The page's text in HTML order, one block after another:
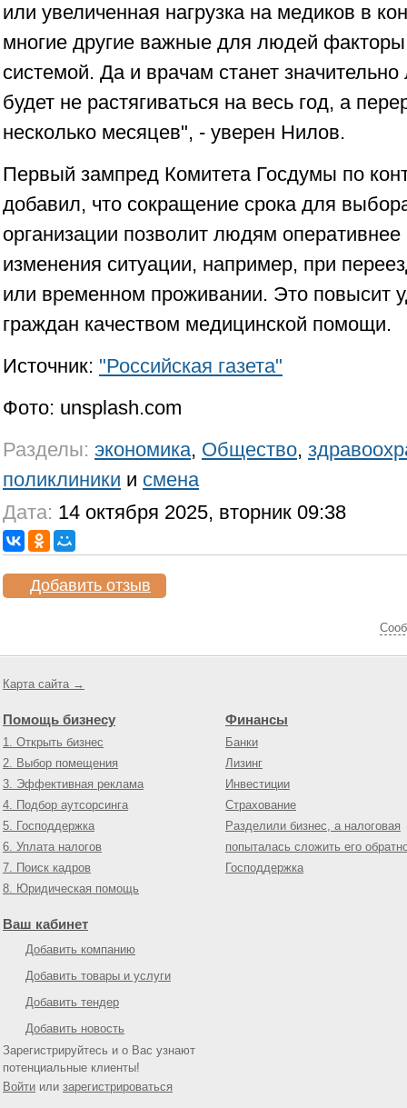
или увеличенная нагрузка на медиков в
многие другие важные для людей
системой. Да и врачам станет значительно
будет не растягиваться на весь год, а
несколько месяцев", - уверен Нилов.
Первый зампред Комитета Госдумы по
добавил, что сокращение срока для
организации позволит людям оперативнее
изменения ситуации, например, при
или временном проживании. Это повысит
граждан качеством медицинской помощи.
Источник: "Российская газета"
Фото: unsplash.com
Разделы: экономика, Общество,
поликлиники и смена
Дата: 14 октября 2025, вторник 09:38
Добавить отзыв
Карта сайта →
Помощь бизнесу
1. Открыть бизнес
2. Выбор помещения
3. Эффективная реклама
4. Подбор аутсорсинга
5. Господдержка
6. Уплата налогов
7. Поиск кадров
8. Юридическая помощь
Финансы
Банки
Лизинг
Инвестиции
Страхование
Разделили бизнес, а налоговая
попыталась сложить его
Господдержка
Ваш кабинет
Добавить компанию
Добавить товары и услуги
Добавить тендер
Добавить новость
Зарегистрируйтесь и о Вас узнают
потенциальные клиенты!
Войти или зарегистрироваться